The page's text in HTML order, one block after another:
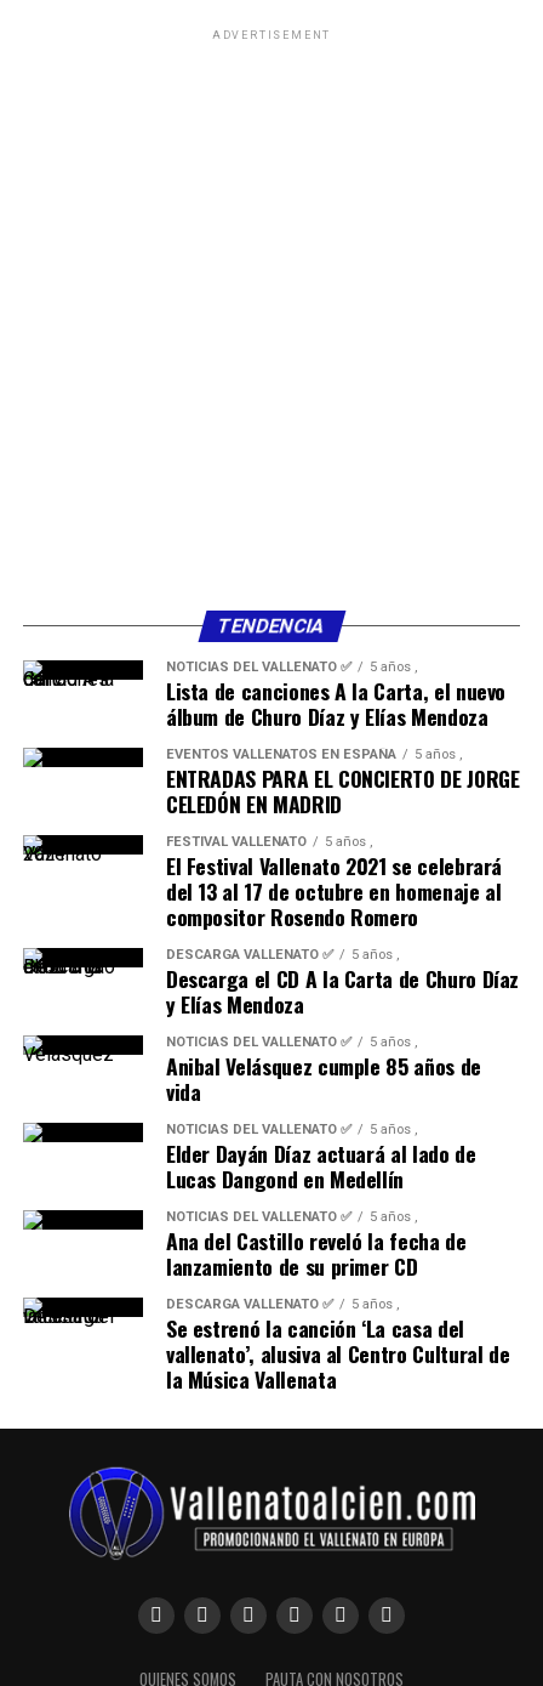
decisiones individuales automatizadas mediante el envío
de España. Serán competentes para resolver cualquier
reclamación o controversia que pudiera plantearse en
relación con la validez, interpretación o cumplimiento
de estas bases los Juzgados y Tribunales de la ciudad de
residencia de los Participantes.
ADVERTISEMENT
TENDENCIA
NOTICIAS DEL VALLENATO ✅ 5 años ,
Lista de canciones A la Carta, el nuevo
álbum de Churo Díaz y Elías Mendoza
EVENTOS VALLENATOS EN ESPAÑA 5 años ,
ENTRADAS PARA EL CONCIERTO DE JORGE
CELEDÓN EN MADRID
FESTIVAL VALLENATO 5 años ,
El Festival Vallenato 2021 se celebrará
del 13 al 17 de octubre en homenaje al
compositor Rosendo Romero
DESCARGA VALLENATO ✅ 5 años ,
Descarga el CD A la Carta de Churo Díaz
y Elías Mendoza
NOTICIAS DEL VALLENATO ✅ 5 años ,
Anibal Velásquez cumple 85 años de
vida
NOTICIAS DEL VALLENATO ✅ 5 años ,
Elder Dayán Díaz actuará al lado de
Lucas Dangond en Medellín
NOTICIAS DEL VALLENATO ✅ 5 años ,
Ana del Castillo reveló la fecha de
lanzamiento de su primer CD
DESCARGA VALLENATO ✅ 5 años ,
Se estrenó la canción ‘La casa del
vallenato’, alusiva al Centro Cultural de
la Música Vallenata
QUIENES SOMOS PAUTA CON NOSOTROS